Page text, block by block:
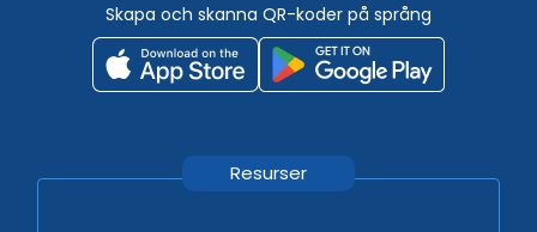
Skapa och skanna QR-koder på språng
Resurser